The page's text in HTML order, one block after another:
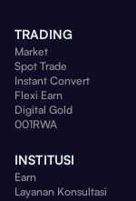
TRADING
Market
Spot Trade
Instant Convert
Flexi Earn
Digital Gold
001RWA
INSTITUSI
Earn
Layanan Konsultasi